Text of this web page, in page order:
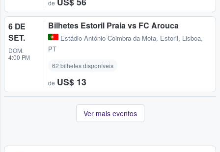
de
6 DE
SET.
DOM.
4:00 PM
Bilhetes Estoril Praia vs FC Arouca
Estádio António Coimbra da Mota, Estoril, Lisboa,
PT
62 bilhetes disponíveis
de US$ 13
Ver mais eventos